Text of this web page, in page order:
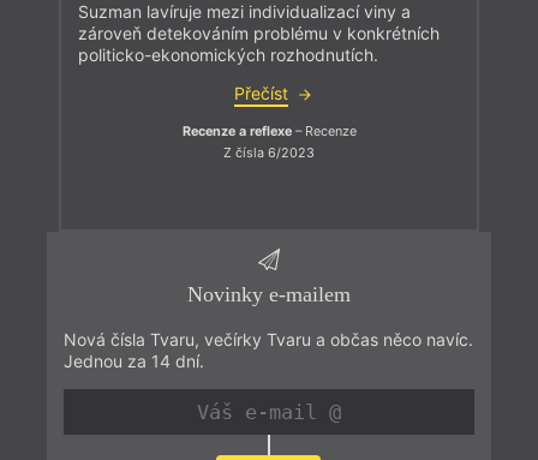
Suzman lavíruje mezi individualizací viny a
zároveň detekováním problému v konkrétních
politicko-ekonomických rozhodnutích.
Přečíst
Recenze a reflexe– Recenze
Z čísla 6/2023
Novinky e-mailem
Nová čísla Tvaru, večírky Tvaru a občas něco navíc.
Jednou za 14 dní.